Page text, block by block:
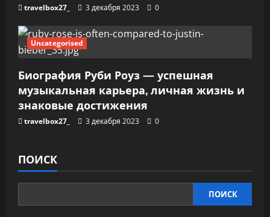
travelbox27_ 3 декабря 2023 0
Uncategorised
Биография Руби Роуз — успешная
музыкальная карьера, личная жизнь и
знаковые достижения
travelbox27_ 3 декабря 2023 0
ПОИСК
ПОИСК